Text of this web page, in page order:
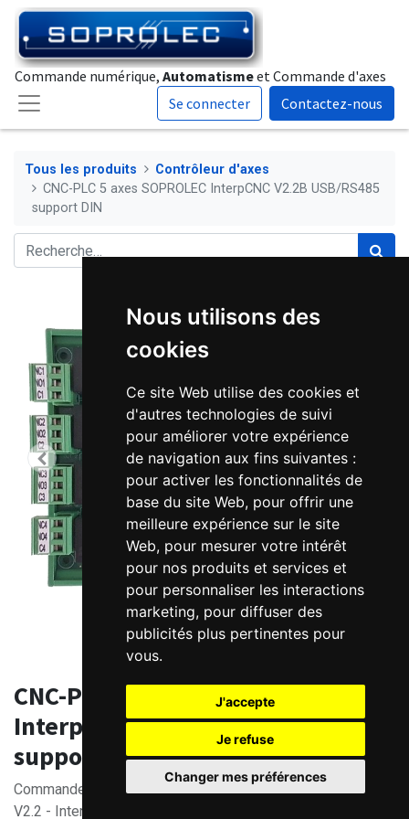
Nous utilisons des
cookies
Ce site Web utilise des cookies et
d'autres technologies de suivi
pour améliorer votre expérience
de navigation aux fins suivantes :
pour activer les fonctionnalités de
base du site Web, pour offrir une
meilleure expérience sur le site
Web, pour mesurer votre intérêt
pour nos produits et services et
pour personnaliser les interactions
marketing, pour diffuser des
publicités plus pertinentes pour
vous.
J'accepte
Je refuse
Changer mes préférences
Commande numérique, Automatismeet Commande d'axes
Se connecter
Contactez-nous
Tous les produits
Contrôleur d'axes
CNC-PLC 5 axes SOPROLEC InterpCNC V2.2B USB/RS485
support DIN
CNC-PLC 5 axes SOPROLEC
InterpCNC V2.2B USB/RS485
support DIN
Commande numérique - Automate programmable InterpCNC
V2.2 - Interfaces : USB et RS485 protocole MODBUS